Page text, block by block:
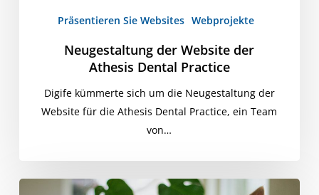
Präsentieren Sie Websites Webprojekte
Neugestaltung der Website der
Athesis Dental Practice
Digife kümmerte sich um die Neugestaltung der
Website für die Athesis Dental Practice, ein Team
von…
Erstellung